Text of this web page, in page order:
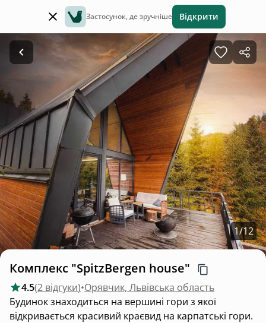
Застосунок, де зручніше Відкрити
1/12
Комплекс "SpitzBergen house"
4.5(2 відгуки)•Орявчик, Львівська область
Будинок знаходиться на вершині гори з якої
відкривається красивий краєвид на карпатські гори.